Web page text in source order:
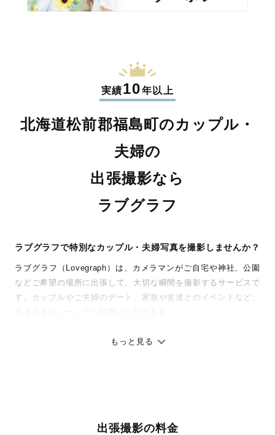
実績10年以上
北海道松前郡福島町のカップル・
夫婦の
出張撮影なら
ラブグラフ
ラブグラフで特別なカップル・夫婦写真を撮影しませんか？
ラブグラフ（Lovegraph）は、カメラマンがご自宅や神社、公園
などご希望の場所に出張して、大切な瞬間を撮影するサービスで
す。カップルやご夫婦のデート、家族や友達とのイベントなど、
ありのままの空気感を大切に、何十年経っても見返したくなるよ
ィを身につけたプロのカメラマンが全国47都道府県に在籍してい
もっと見る
出張撮影の料金